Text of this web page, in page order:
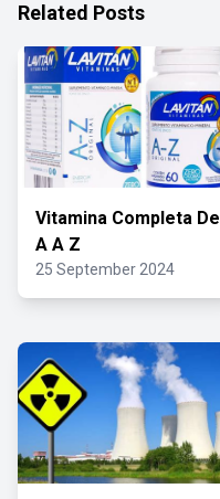
Related Posts
Vitamina Completa De
A A Z
25 September 2024